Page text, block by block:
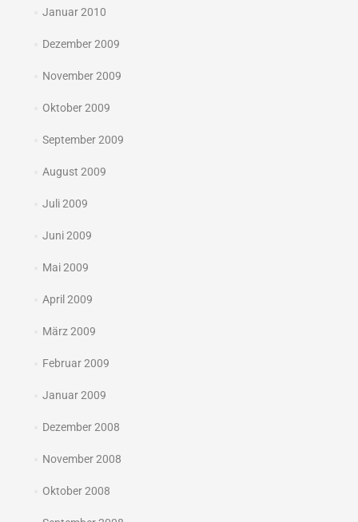
Januar 2010
Dezember 2009
November 2009
Oktober 2009
September 2009
August 2009
Juli 2009
Juni 2009
Mai 2009
April 2009
März 2009
Februar 2009
Januar 2009
Dezember 2008
November 2008
Oktober 2008